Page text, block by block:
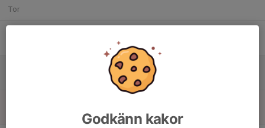
Tor
Godkänn kakor